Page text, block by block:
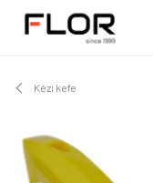
Kézi kefe